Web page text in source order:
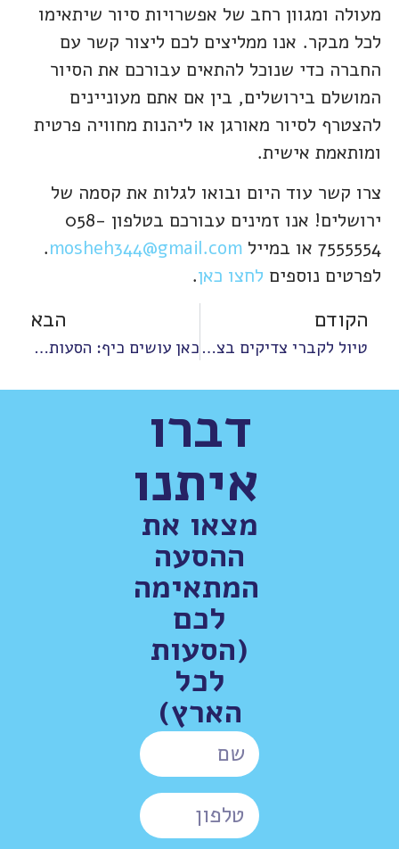
מעולה ומגוון רחב של אפשרויות סיור שיתאימו
לכל מבקר. אנו ממליצים לכם ליצור קשר עם
החברה כדי שנוכל להתאים עבורכם את הסיור
המושלם בירושלים, בין אם אתם מעוניינים
להצטרף לסיור מאורגן או ליהנות מחוויה פרטית
ומותאמת אישית.
צרו קשר עוד היום ובואו לגלות את קסמה של
ירושלים! אנו זמינים עבורכם בטלפון 058-
7555554 או במייל
mosheh344@gmail.com
.
לפרטים נוספים לחצו כאן.
הקודם
טיול לקברי צדיקים בצפון – הר מירון, צפת ועמוקה
הבא
כאן עושים כיף: הסעות לימי גיבוש וערבי חברה
דברו
איתנו
מצאו את
ההסעה
המתאימה
לכם
(הסעות
לכל
הארץ)